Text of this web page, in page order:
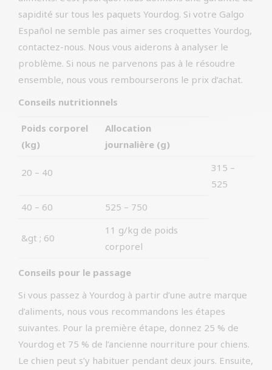
sapidité sur tous les paquets Yourdog. Si votre Galgo
Español ne semble pas aimer ses croquettes Yourdog,
contactez-nous. Nous vous aiderons à analyser le
problème. Si nous ne parvenons pas à le résoudre
ensemble, nous vous rembourserons le prix d’achat.
Conseils nutritionnels
Poids corporel
(kg)
Allocation
journalière (g)
20 – 40
315 –
525
40 – 60
525 – 750
&gt ; 60
11 g/kg de poids
corporel
Conseils pour le passage
Si vous passez à Yourdog à partir d’une autre marque
d’aliments, nous vous recommandons les étapes
suivantes. Pour la première étape, donnez 25 % de
Yourdog et 75 % de l’ancienne nourriture pour chiens.
Le chien peut s’y habituer pendant deux jours. Ensuite,